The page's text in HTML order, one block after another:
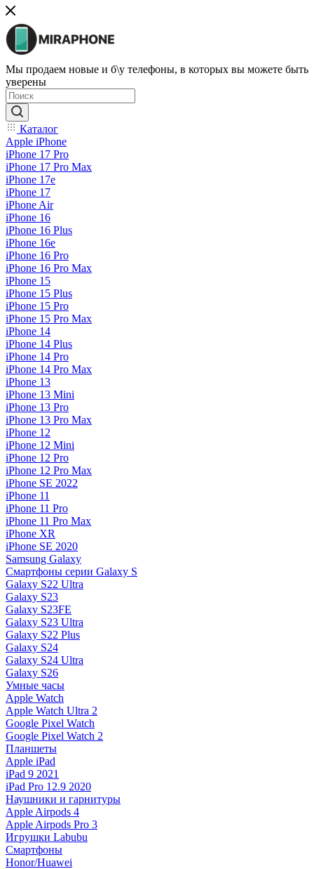
Мы продаем новые и б\у телефоны, в которых вы можете быть
уверены
Каталог
Apple iPhone
iPhone 17 Pro
iPhone 17 Pro Max
iPhone 17e
iPhone 17
iPhone Air
iPhone 16
iPhone 16 Plus
iPhone 16e
iPhone 16 Pro
iPhone 16 Pro Max
iPhone 15
iPhone 15 Plus
iPhone 15 Pro
iPhone 15 Pro Max
iPhone 14
iPhone 14 Plus
iPhone 14 Pro
iPhone 14 Pro Max
iPhone 13
iPhone 13 Mini
iPhone 13 Pro
iPhone 13 Pro Max
iPhone 12
iPhone 12 Mini
iPhone 12 Pro
iPhone 12 Pro Max
iPhone SE 2022
iPhone 11
iPhone 11 Pro
iPhone 11 Pro Max
iPhone XR
iPhone SE 2020
Samsung Galaxy
Смартфоны серии Galaxy S
Galaxy S22 Ultra
Galaxy S23
Galaxy S23FE
Galaxy S23 Ultra
Galaxy S22 Plus
Galaxy S24
Galaxy S24 Ultra
Galaxy S26
Умные часы
Apple Watch
Apple Watch Ultra 2
Google Pixel Watch
Google Pixel Watch 2
Планшеты
Apple iPad
iPad 9 2021
iPad Pro 12.9 2020
Наушники и гарнитуры
Apple Airpods 4
Apple Airpods Pro 3
Игрушки Labubu
Смартфоны
Honor/Huawei